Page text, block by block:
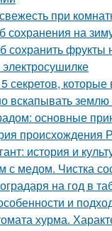
при
сохранения на
сохранить фрукты
секретов,
вскапывать землю
основные
происхождения
история и
с медом. Чистка
на год в
и
хурма.